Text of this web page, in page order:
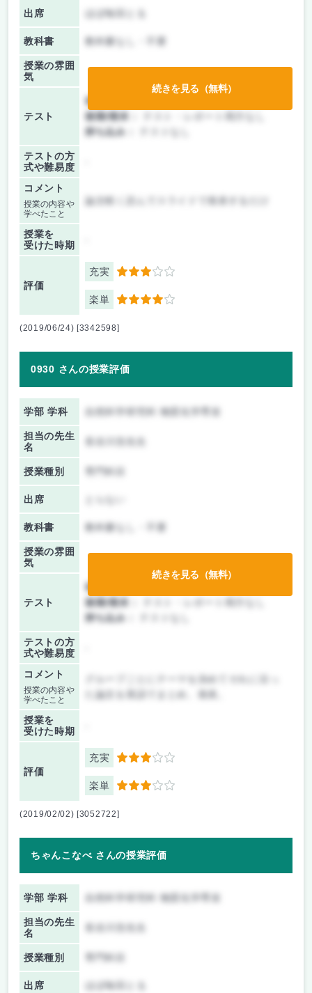
出席 ほぼ毎回とる
教科書 教科書なし・不要
授業の雰囲
気
テスト
前期/中間：
後期/期末：
持ち込み：
テストの方
式や難易度
コメント
授業の内容や
学べたこと
論文軽く読んでスライドで発表するだけ
授業を
受けた時期
評価
充実 3
楽単 4
続きを見る（無料）
(2019/06/24) [3342598]
0930 さんの授業評価
学部 学科 自然科学研究科 物質化学専攻
担当の先生
名
授業種別
出席
教科書 教科書なし・不要
授業の雰囲
気
テスト
前期/中間：
後期/期末：
持ち込み：
テストの方
式や難易度
コメント
授業の内容や
学べたこと
グループごとにテーマを決めてそれに沿っ
た論文を英語でまとめ、発表。
授業を
受けた時期
評価
充実 3
楽単 3
続きを見る（無料）
(2019/02/02) [3052722]
ちゃんこなべ さんの授業評価
学部 学科 自然科学研究科 物質化学専攻
担当の先生
名
授業種別
出席 ほぼ毎回とる